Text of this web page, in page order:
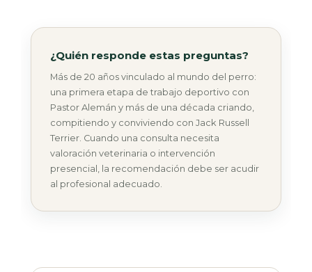
¿Quién responde estas preguntas?
Más de 20 años vinculado al mundo del perro:
una primera etapa de trabajo deportivo con
Pastor Alemán y más de una década criando,
compitiendo y conviviendo con Jack Russell
Terrier. Cuando una consulta necesita
valoración veterinaria o intervención
presencial, la recomendación debe ser acudir
al profesional adecuado.